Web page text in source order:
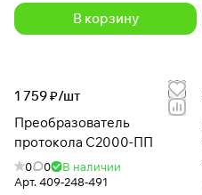
В корзину
1 759 ₽/шт
Преобразователь
протокола С2000-ПП
0 0
В наличии
Арт.409-248-491